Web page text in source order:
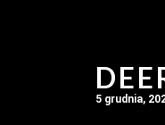
5 grudnia,